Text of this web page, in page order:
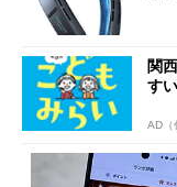
関
す
AD（